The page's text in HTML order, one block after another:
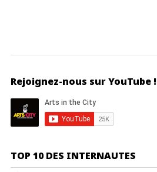
Rejoignez-nous sur YouTube !
TOP 10 DES INTERNAUTES